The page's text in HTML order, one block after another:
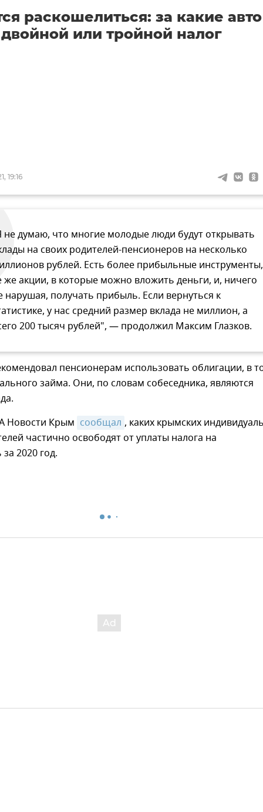
19:16
раскошелиться: за какие авто
двойной или тройной налог
не думаю, что многие молодые люди будут открывать
на своих родителей-пенсионеров на несколько
рублей. Есть более прибыльные инструменты,
же акции, в которые можно вложить деньги, и, ничего
нарушая, получать прибыль. Если вернуться к
у нас средний размер вклада не миллион, а
200 тысяч рублей", — продолжил Максим Глазков.
пенсионерам использовать облигации, в
займа. Они, по словам собеседника, являются
Новости Крым сообщал , каких крымских
частично освободят от уплаты налога на
2020 год.